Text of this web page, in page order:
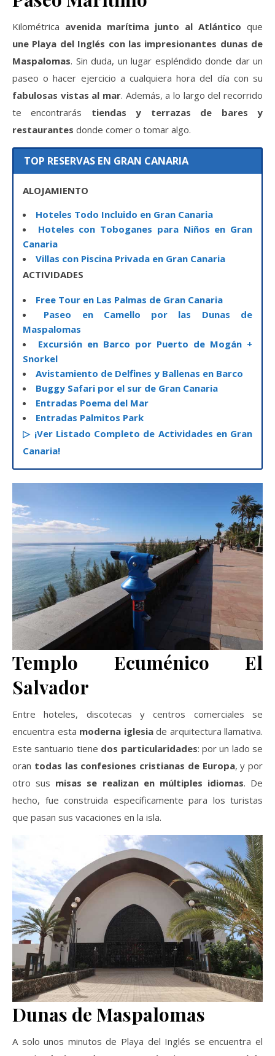
Kilométrica avenida marítima junto al Atlántico que
une Playa del Inglés con las impresionantes dunas de
Maspalomas. Sin duda, un lugar espléndido donde dar un
paseo o hacer ejercicio a cualquiera hora del día con su
fabulosas vistas al mar. Además, a lo largo del recorrido
te encontrarás tiendas y terrazas de bares y
restaurantes donde comer o tomar algo.
TOP RESERVAS EN GRAN CANARIA
ALOJAMIENTO
Hoteles Todo Incluido en Gran Canaria
Hoteles con Toboganes para Niños en Gran
Canaria
Villas con Piscina Privada en Gran Canaria
ACTIVIDADES
Free Tour en Las Palmas de Gran Canaria
Paseo en Camello por las Dunas de
Maspalomas
Excursión en Barco por Puerto de Mogán +
Snorkel
Avistamiento de Delfines y Ballenas en Barco
Buggy Safari por el sur de Gran Canaria
Entradas Poema del Mar
Entradas Palmitos Park
▷ ¡Ver Listado Completo de Actividades en Gran
Canaria!
Templo Ecuménico El
Salvador
Entre hoteles, discotecas y centros comerciales se
encuentra esta moderna iglesiade arquitectura llamativa.
Este santuario tiene dos particularidades: por un lado se
oran todas las confesiones cristianas de Europa, y por
otro sus misas se realizan en múltiples idiomas. De
hecho, fue construida específicamente para los turistas
que pasan sus vacaciones en la isla.
Dunas de Maspalomas
A solo unos minutos de Playa del Inglés se encuentra el